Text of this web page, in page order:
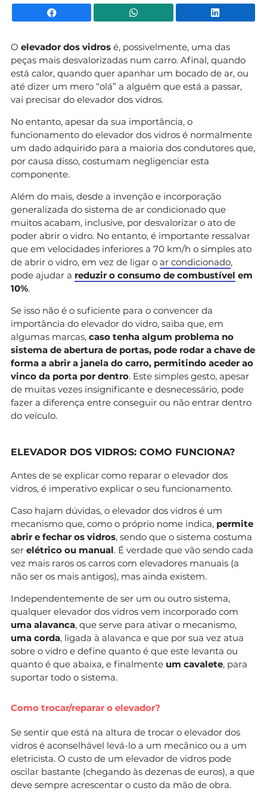
Facebook WhatsApp
O elevador dos vidros é, possivelmente, uma das
peças mais desvalorizadas num carro. Afinal, quando
está calor, quando quer apanhar um bocado de ar, ou
até dizer um mero “olá” a alguém que está a passar,
vai precisar do elevador dos vidros.
No entanto, apesar da sua importância, o
funcionamento do elevador dos vidros é normalmente
um dado adquirido para a maioria dos condutores que,
por causa disso, costumam negligenciar esta
componente.
Além do mais, desde a invenção e incorporação
generalizada do sistema de ar condicionado que
muitos acabam, inclusive, por desvalorizar o ato de
poder abrir o vidro. No entanto, é importante ressalvar
que em velocidades inferiores a 70 km/h o simples ato
de abrir o vidro, em vez de ligar o ar condicionado,
pode ajudar a reduzir o consumo de combustível em
10%.
Se isso não é o suficiente para o convencer da
importância do elevador do vidro, saiba que, em
algumas marcas, caso tenha algum problema no
sistema de abertura de portas, pode rodar a chave de
forma a abrir a janela do carro, permitindo aceder ao
vinco da porta por dentro. Este simples gesto, apesar
de muitas vezes insignificante e desnecessário, pode
fazer a diferença entre conseguir ou não entrar dentro
do veículo.
ELEVADOR DOS VIDROS: COMO FUNCIONA?
Antes de se explicar como reparar o elevador dos
vidros, é imperativo explicar o seu funcionamento.
Caso hajam dúvidas, o elevador dos vidros é um
mecanismo que, como o próprio nome indica, permite
abrir e fechar os vidros, sendo que o sistema costuma
ser elétrico ou manual. É verdade que vão sendo cada
vez mais raros os carros com elevadores manuais (a
não ser os mais antigos), mas ainda existem.
Independentemente de ser um ou outro sistema,
qualquer elevador dos vidros vem incorporado com
uma alavanca, que serve para ativar o mecanismo,
uma corda, ligada à alavanca e que por sua vez atua
sobre o vidro e define quanto é que este levanta ou
quanto é que abaixa, e finalmente um cavalete, para
suportar todo o sistema.
Como trocar/reparar o elevador?
Se sentir que está na altura de trocar o elevador dos
vidros é aconselhável levá-lo a um mecânico ou a um
eletricista. O custo de um elevador de vidros pode
oscilar bastante (chegando às dezenas de euros), a que
deve sempre acrescentar o custo da mão de obra.